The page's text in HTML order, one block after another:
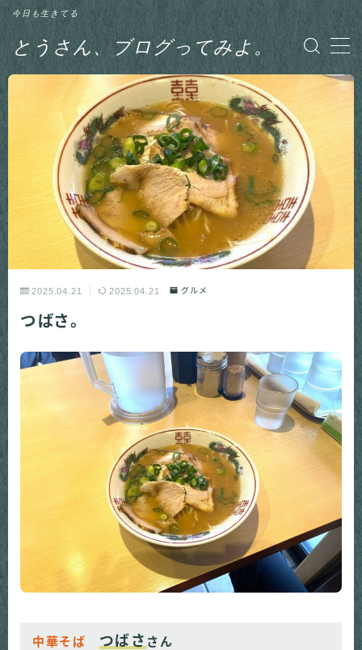
とうさん、ブログってみよ。
今日も生きてる
MENU
2025.04.21 2025.04.21 グルメ
つばさ。
中華そば つばさ さん